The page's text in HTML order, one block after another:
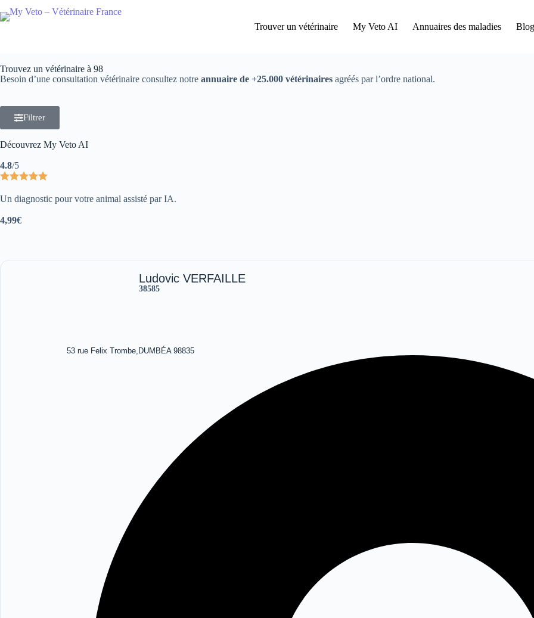
Trouver un vétérinaire My Veto AI Annuaires des maladies
Trouvez un vétérinaire à 98
Besoin d’une consultation vétérinaire consultez notre annuaire de +25.000 vétérinaires agréés par l’ordre national.
Filtrer
Découvrez My Veto AI
4.8/5
Un diagnostic pour votre animal assisté par IA.
4,99€
Ludovic VERFAILLE
38585
53 rue Felix Trombe,DUMBÉA 98835